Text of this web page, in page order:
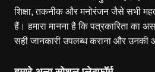
शिक्षा, तकनीक और मनोरंजन जैसे सभी
हैं। हमारा मानना है कि पत्रकारिता का
सही जानकारी उपलब्ध कराना और उनकी